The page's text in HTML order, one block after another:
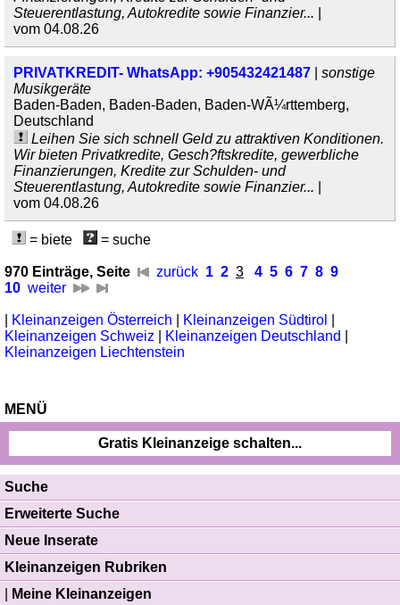
Steuerentlastung, Autokredite sowie Finanzier...
vom 04.08.26
PRIVATKREDIT- WhatsApp: +905432421487
sonstige
Musikgeräte
Baden-Baden, Baden-Baden, Baden-WÃ¼rttemberg,
Deutschland
Leihen Sie sich schnell Geld zu attraktiven Konditionen.
Wir bieten Privatkredite, Gesch?ftskredite, gewerbliche
Finanzierungen, Kredite zur Schulden- und
Steuerentlastung, Autokredite sowie Finanzier...
vom 04.08.26
= biete = suche
970 Einträge, Seite zurück 1 2 3 4 5 6 7 8 9
10 weiter
Kleinanzeigen Österreich Kleinanzeigen Südtirol
Kleinanzeigen Schweiz
Kleinanzeigen Deutschland
Kleinanzeigen Liechtenstein
MENÜ
Gratis Kleinanzeige schalten...
Suche
Erweiterte Suche
Neue Inserate
Kleinanzeigen Rubriken
Meine Kleinanzeigen